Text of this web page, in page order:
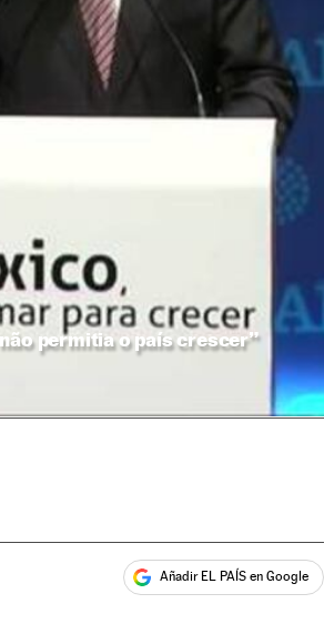
permitia o país crescer”
Añadir EL PAÍS en Google